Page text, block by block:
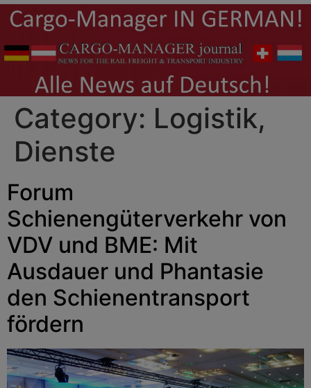
Category: Logistik,
Dienste
Forum
Schienengüterverkehr von
VDV und BME: Mit
Ausdauer und Phantasie
den Schienentransport
fördern